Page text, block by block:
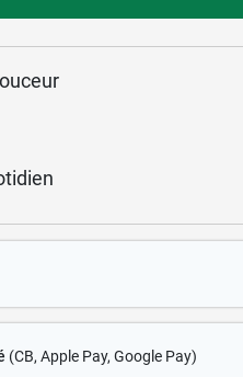
(CB, Apple Pay, Google Pay)